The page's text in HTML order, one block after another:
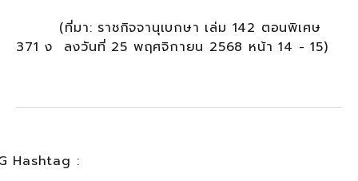
(ที่มา: ราชกิจจานุเบกษา เล่ม 142 ตอนพิเศษ
371 ง ลงวันที่ 25 พฤศจิกายน 2568 หน้า 14 - 15)
Hashtag :